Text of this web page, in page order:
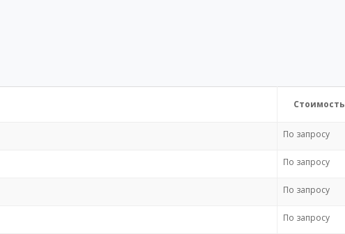
Стоимость
По запросу
По запросу
По запросу
По запросу